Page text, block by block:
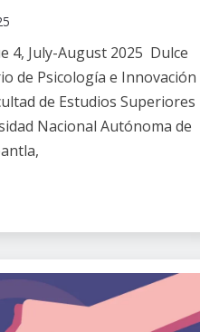
Gallardo
4, July-August 2025 Dulce
de Psicología e Innovación
de Estudios Superiores
Nacional Autónoma de